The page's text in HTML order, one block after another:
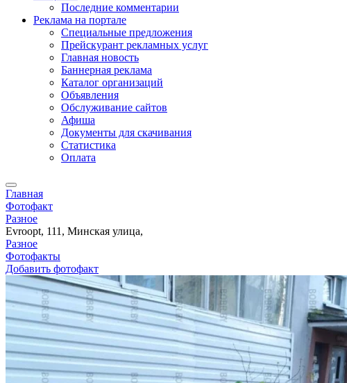
Последние комментарии
Реклама на портале
Специальные предложения
Прейскурант рекламных услуг
Главная новость
Баннерная реклама
Каталог организаций
Объявления
Обслуживание сайтов
Афиша
Документы для скачивания
Статистика
Оплата
Главная
Фотофакт
Разное
Evroopt, 111, Минская улица,
Разное
Фотофакты
Добавить фотофакт